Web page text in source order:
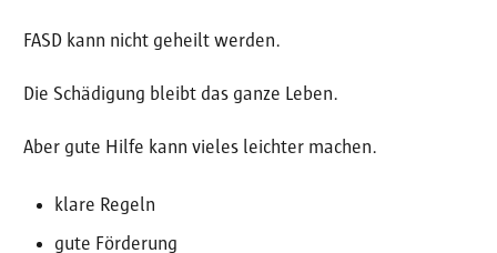
FASD kann nicht geheilt werden.
Die Schädigung bleibt das ganze Leben.
Aber gute Hilfe kann vieles leichter machen.
klare Regeln
gute Förderung